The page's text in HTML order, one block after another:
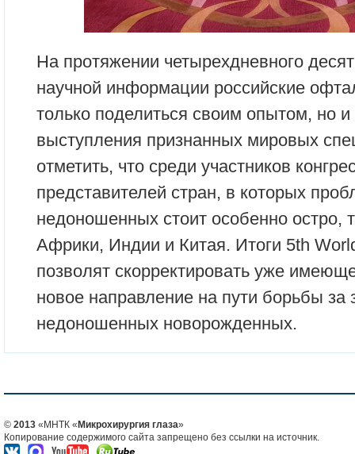
На протяжении четырехдневного
научной информации российские
только поделиться своим опытом, но
выступления признанных мировых
отметить, что среди участников
представителей стран, в которых
недоношенных стоит особенно остро,
Африки, Индии и Китая. Итоги 5th
позволят скорректировать уже
новое направление на пути борьбы за
недоношенных новорожденных.
© 2013 «МНТК «Микрохирургия глаза»
Копирование содержимого сайта запрещено без ссылки на источник.